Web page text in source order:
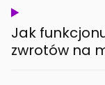
Jak
zwrotów na